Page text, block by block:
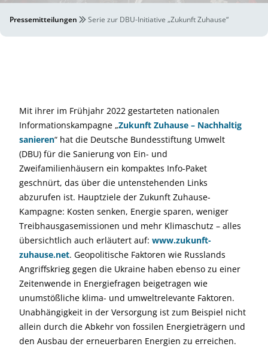
Pressemitteilungen Serie zur DBU-Initiative „Zukunft Zuhause“
Mit ihrer im Frühjahr 2022 gestarteten nationalen
Informationskampagne „Zukunft Zuhause – Nachhaltig
sanieren“ hat die Deutsche Bundesstiftung Umwelt
(DBU) für die Sanierung von Ein- und
Zweifamilienhäusern ein kompaktes Info-Paket
geschnürt, das über die untenstehenden Links
abzurufen ist. Hauptziele der Zukunft Zuhause-
Kampagne: Kosten senken, Energie sparen, weniger
Treibhausgasemissionen und mehr Klimaschutz – alles
übersichtlich auch erläutert auf: www.zukunft-
zuhause.net. Geopolitische Faktoren wie Russlands
Angriffskrieg gegen die Ukraine haben ebenso zu einer
Zeitenwende in Energiefragen beigetragen wie
unumstößliche klima- und umweltrelevante Faktoren.
Unabhängigkeit in der Versorgung ist zum Beispiel nicht
allein durch die Abkehr von fossilen Energieträgern und
den Ausbau der erneuerbaren Energien zu erreichen.